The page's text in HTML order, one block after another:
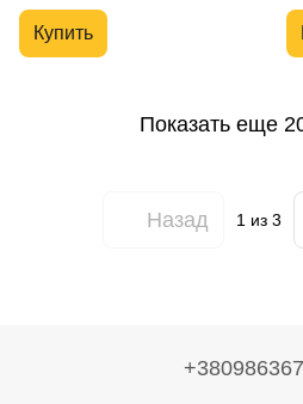
Купить
Показать еще
Назад 1 из 3